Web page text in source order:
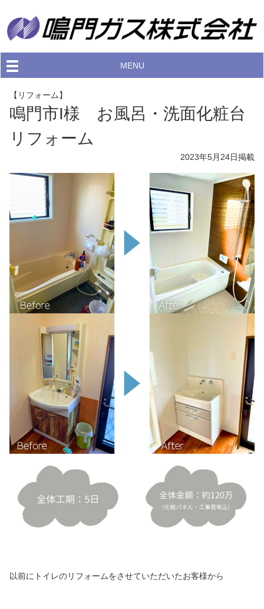
MENU
【リフォーム】
鳴門市I様 お風呂・洗面化粧台
リフォーム
2023年5月24日掲載
以前にトイレのリフォームをさせていただいたお客様から